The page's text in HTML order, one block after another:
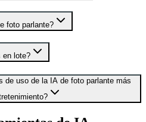
foto parlante?
en lote?
de uso de la IA de foto parlante más